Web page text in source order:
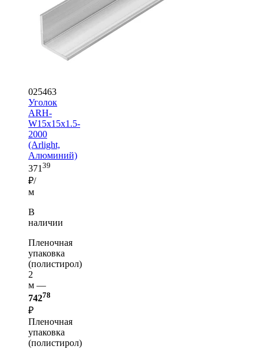
025463
Уголок
ARH-
W15x15x1.5-
2000
(Arlight,
Алюминий)
371 39
₽/
м
В
наличии
Пленочная
упаковка
(полистирол)
2
м —
74278
₽
Пленочная
упаковка
(полистирол)